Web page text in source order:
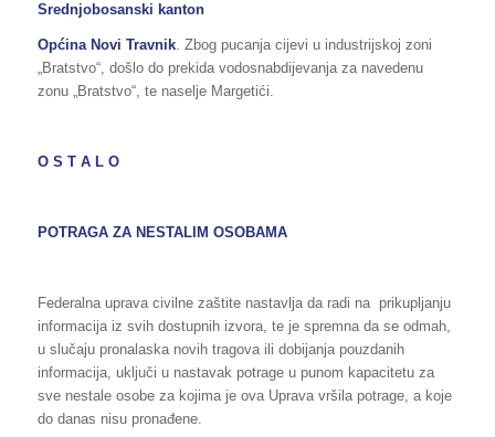
Srednjobosanski kanton
Općina Novi Travnik. Zbog pucanja cijevi u industrijskoj zoni
„Bratstvo“, došlo do prekida vodosnabdijevanja za navedenu
zonu „Bratstvo“, te naselje Margetići.
O S T A L O
POTRAGA ZA NESTALIM OSOBAMA
Federalna uprava civilne zaštite nastavlja da radi na prikupljanju
informacija iz svih dostupnih izvora, te je spremna da se odmah,
u slučaju pronalaska novih tragova ili dobijanja pouzdanih
informacija, uključi u nastavak potrage u punom kapacitetu za
sve nestale osobe za kojima je ova Uprava vršila potrage, a koje
do danas nisu pronađene.